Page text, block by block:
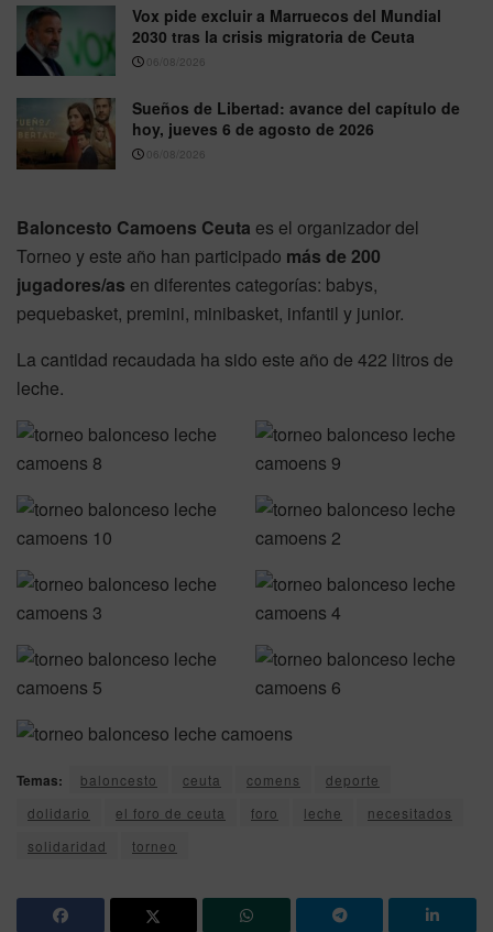
Vox pide excluir a Marruecos del Mundial
2030 tras la crisis migratoria de Ceuta
06/08/2026
Sueños de Libertad: avance del capítulo de
hoy, jueves 6 de agosto de 2026
06/08/2026
Baloncesto Camoens Ceuta es el organizador del
Torneo y este año han participado más de 200
jugadores/as en diferentes categorías: babys,
pequebasket, premini, minibasket, infantil y junior.
La cantidad recaudada ha sido este año de 422 litros de
leche.
Temas: baloncesto ceuta comens
deporte
dolidario
el foro de ceuta foro leche
necesitados
solidaridad
torneo